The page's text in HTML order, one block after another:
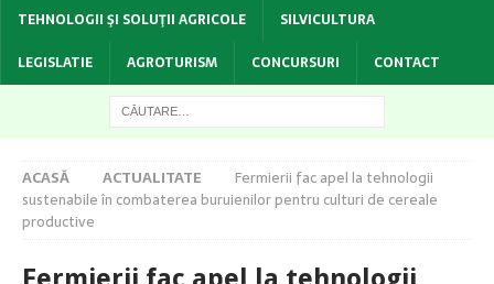
TEHNOLOGII ŞI SOLUŢII AGRICOLE
SILVICULTURA
LEGISLATIE
AGROTURISM CONCURSURI CONTACT
ACASĂ ACTUALITATE
Fermierii fac apel la tehnologii
sustenabile în combaterea buruienilor pentru culturi de cereale
productive